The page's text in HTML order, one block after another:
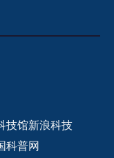
技馆新浪科技
科普网